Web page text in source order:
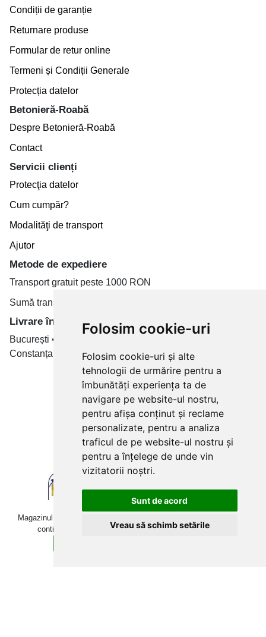
Folosim cookie-uri
Folosim cookie-uri și alte
tehnologii de urmărire pentru a
îmbunătăți experiența ta de
navigare pe website-ul nostru,
pentru afișa conținut și reclame
personalizate, pentru a analiza
traficul de pe website-ul nostru și
pentru a înțelege de unde vin
vizitatorii noștri.
Sunt de acord
Vreau să schimb setările
Magazinul online betoniera-roaba.ro folosește cookies. Navigând în
continuare, îți exprimi acordul pentru folosirea acestora.
Condiții de garanție
Returnare produse
Formular de retur online
Termeni și Condiții Generale
Protecția datelor
Betonieră-Roabă
Despre Betonieră-Roabă
Contact
Servicii clienți
Protecţia datelor
Cum cumpăr?
Modalităţi de transport
Ajutor
Metode de expediere
Transport gratuit peste 1000 RON
Sumă transport de la 19.99 RON
Livrare în toate țară
București • Cluj-Napoca • Brașov • Timișoara • Iași •
Constanța • Craiova
Plăți cu card bancar prin